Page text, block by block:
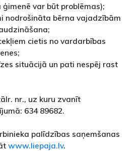
var būt problēmas);
nodrošināta bērna vajadzībām
cietis no vardarbības
situācijā un pati nespēj rast
nr., uz kuru zvanīt
634 89682.
palīdzības saņemšanas
www.liepaja.lv.